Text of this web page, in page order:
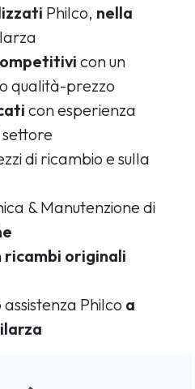
Philco, nella
con un
qualità-prezzo
con esperienza
di ricambio e sulla
& Manutenzione di
ricambi originali
Philco a